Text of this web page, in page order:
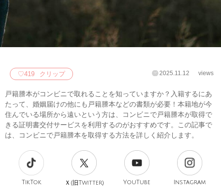
♡419 クリップ 2025.11.12 views
戸籍謄本がコンビニで取れることを知っていますか？入籍するにあ
たって、婚姻届けの他にも戸籍謄本などの書類が必要！本籍地が今
住んでいる場所から遠いという方は、コンビニで戸籍謄本が取得で
きる証明書交付サービスを利用するのがおすすめです。この記事で
は、コンビニで戸籍謄本を取得する方法を詳しく紹介します。
TikTok Ｘ(旧Twitter) YouTube Instagram